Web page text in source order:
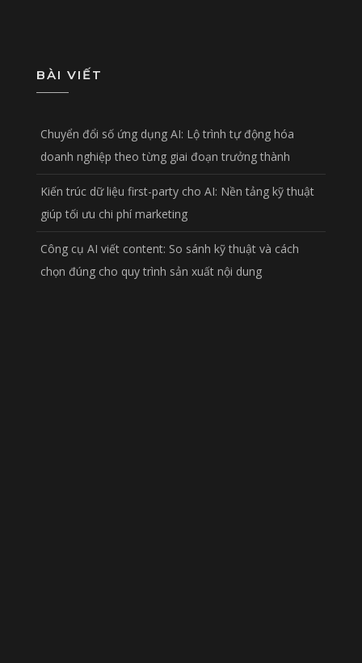
BÀI VIẾT
Chuyển đổi số ứng dụng AI: Lộ trình tự động hóa
doanh nghiệp theo từng giai đoạn trưởng thành
Kiến trúc dữ liệu first-party cho AI: Nền tảng kỹ thuật
giúp tối ưu chi phí marketing
Công cụ AI viết content: So sánh kỹ thuật và cách
chọn đúng cho quy trình sản xuất nội dung